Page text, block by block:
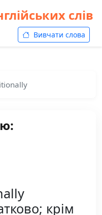
слів
Вивчати слова
крім